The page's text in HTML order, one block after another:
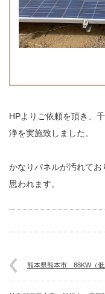
HPよりご依頼を頂き、
浄を実施致しました。
かなりパネルが汚れてお
思われます。
熊本県熊本市 88KW（